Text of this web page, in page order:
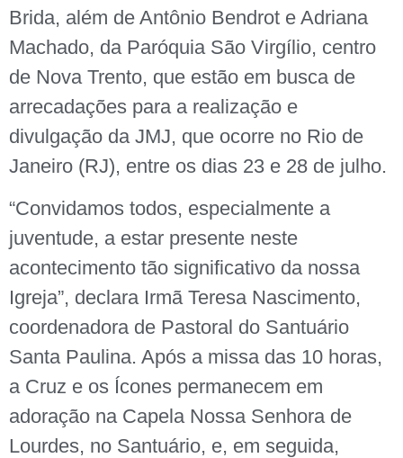
Brida, além de Antônio Bendrot e Adriana
Machado, da Paróquia São Virgílio, centro
de Nova Trento, que estão em busca de
arrecadações para a realização e
divulgação da JMJ, que ocorre no Rio de
Janeiro (RJ), entre os dias 23 e 28 de julho.
“Convidamos todos, especialmente a
juventude, a estar presente neste
acontecimento tão significativo da nossa
Igreja”, declara Irmã Teresa Nascimento,
coordenadora de Pastoral do Santuário
Santa Paulina. Após a missa das 10 horas,
a Cruz e os Ícones permanecem em
adoração na Capela Nossa Senhora de
Lourdes, no Santuário, e, em seguida,